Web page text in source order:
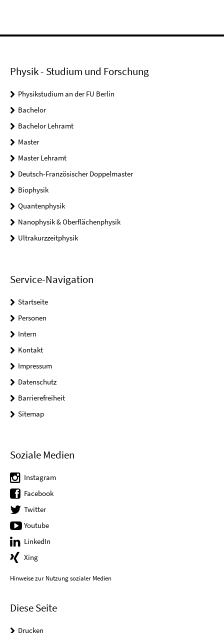
Physik - Studium und Forschung
Physikstudium an der FU Berlin
Bachelor
Bachelor Lehramt
Master
Master Lehramt
Deutsch-Französischer Doppelmaster
Biophysik
Quantenphysik
Nanophysik & Oberflächenphysik
Ultrakurzzeitphysik
Service-Navigation
Startseite
Personen
Intern
Kontakt
Impressum
Datenschutz
Barrierefreiheit
Sitemap
Soziale Medien
Instagram
Facebook
Twitter
Youtube
LinkedIn
Xing
Hinweise zur Nutzung sozialer Medien
Diese Seite
Drucken